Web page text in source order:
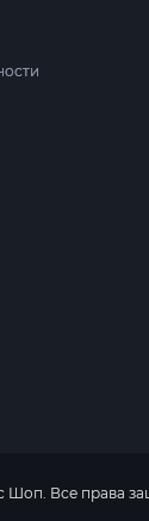
Шоп. Все права